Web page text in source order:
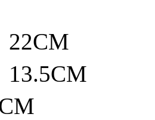
22CM
13.5CM